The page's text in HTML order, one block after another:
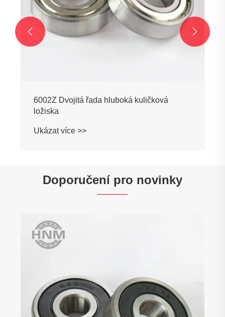
hluboká kuličková
 
Doporučení pro novinky
Ukázat více >>